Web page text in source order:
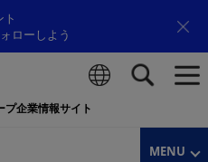
ローしよう
プ企業情報サイト
MENU